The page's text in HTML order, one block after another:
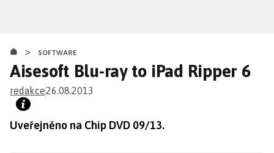
obsahu
> SOFTWARE
Aisesoft Blu-ray to iPad Ripper 6
redakce26.08.2013
Uveřejněno na Chip DVD 09/13.